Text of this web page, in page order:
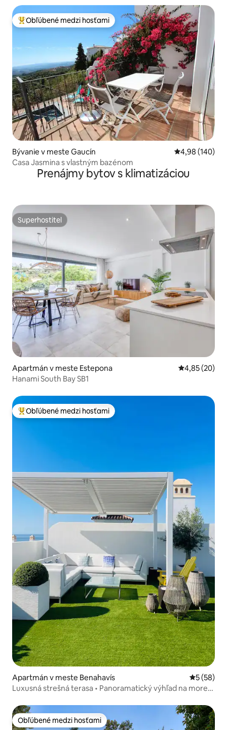
Najobľúbenejšie medzi hosťami
Obľúbené medzi hosťami
Bývanie v meste Gaucín Priemerné
4,98 (140)
Casa Jasmina s vlastným bazénom
Prenájmy bytov s klimatizáciou
Superhostiteľ
Superhostiteľ
Apartmán v meste Estepona Priemerné
4,85 (20)
Hanami South Bay SB1
Najobľúbenejšie medzi hosťami
Obľúbené medzi hosťami
Apartmán v meste Benahavís
5 (58)
Luxusná strešná terasa • Panoramatický výhľad na more
Obľúbené medzi hosťami
Obľúbené medzi hosťami